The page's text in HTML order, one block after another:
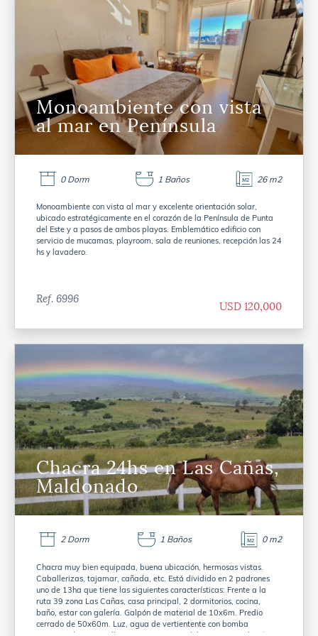
Monoambiente con vista
al mar en Península
0 Dorm 1 Baños 26 m2
Monoambiente con vista al mar y excelente orientación solar,
ubicado estratégicamente en el corazón de la Península de Punta
del Este y a pasos de ambos playas. Emblemático edificio con
servicio de mucamas, playroom, sala de reuniones, recepción las 24
hs y lavadero.
Ref. 6996
USD 120,000
Chacra 24hs en Las Cañas,
Maldonado
2 Dorm 1 Baños 0 m2
Chacra muy bien equipada, buena ubicación, hermosas vistas.
Caballerizas, tajamar, cañada, etc. Está dividido en 2 padrones
uno de 13ha que tiene las siguientes características: Frente a la
ruta 39 zona Las Cañas, casa principal, 2 dormitorios, cocina,
baño, estar con galería. Galpón de material de 10x6m. Predio
cerrado de 50x60m. Luz, agua de vertientente con bomba